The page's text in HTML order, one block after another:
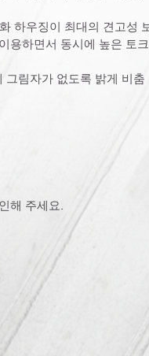
하우징이 최대의 견고성
용하면서 동시에 높은 토
그림자가 없도록 밝게 비춤
해 주세요.